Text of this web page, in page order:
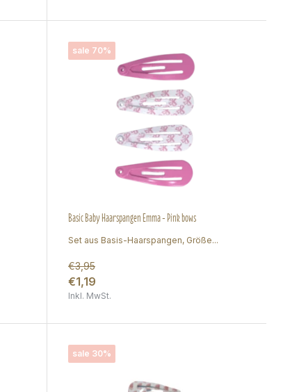
sale 70%
Basic Baby Haarspangen Emma - Pink bows
Set aus Basis-Haarspangen, Größe...
€3,95
€1,19
Inkl. MwSt.
sale 30%